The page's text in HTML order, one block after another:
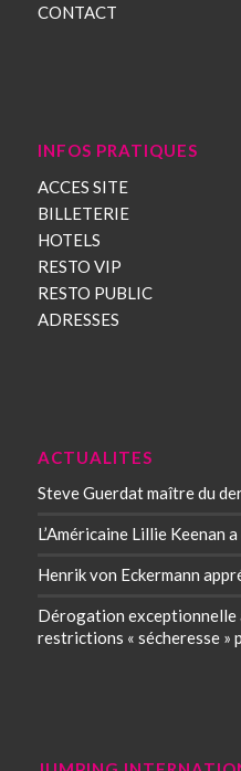
CONTACT
INFOS PRATIQUES
ACCES SITE
BILLETERIE
HOTELS
RESTO VIP
RESTO PUBLIC
ADRESSES
ACTUALITES
Steve Guerdat maître du
L’Américaine Lillie Keenan
Henrik von Eckermann
Dérogation exceptionnelle
restrictions « sécheresse »